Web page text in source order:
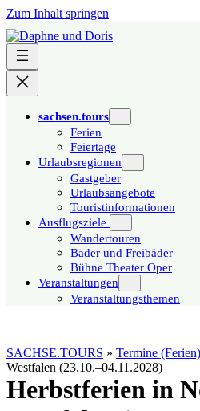
Zum Inhalt springen
sachsen.tours
Ferien
Feiertage
Urlaubsregionen
Gastgeber
Urlaubsangebote
Touristinformationen
Ausflugsziele
Wandertouren
Bäder und Freibäder
Bühne Theater Oper
Veranstaltungen
Veranstaltungsthemen
SACHSE.TOURS » Termine (Ferien)
Westfalen (23.10.–04.11.2028)
Herbstferien in